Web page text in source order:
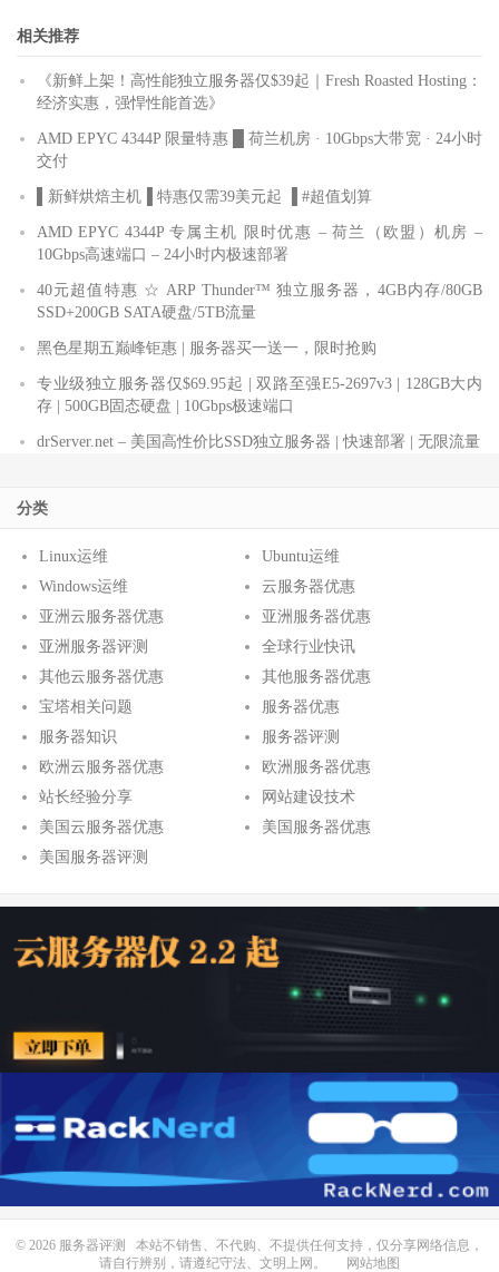
相关推荐
《新鲜上架！高性能独立服务器仅$39起｜Fresh Roasted Hosting：
经济实惠，强悍性能首选》
AMD EPYC 4344P 限量特惠 █ 荷兰机房 · 10Gbps大带宽 · 24小时
交付
▌新鲜烘焙主机▐ 特惠仅需39美元起 ▐ #超值划算
AMD EPYC 4344P 专属主机 限时优惠 – 荷兰（欧盟）机房 –
10Gbps高速端口 – 24小时内极速部署
40元超值特惠 ☆ ARP Thunder™ 独立服务器，4GB内存/80GB
SSD+200GB SATA硬盘/5TB流量
黑色星期五巅峰钜惠 | 服务器买一送一，限时抢购
专业级独立服务器仅$69.95起 | 双路至强E5-2697v3 | 128GB大内
存 | 500GB固态硬盘 | 10Gbps极速端口
drServer.net – 美国高性价比SSD独立服务器 | 快速部署 | 无限流量
分类
Linux运维
Ubuntu运维
Windows运维
云服务器优惠
亚洲云服务器优惠
亚洲服务器优惠
亚洲服务器评测
全球行业快讯
其他云服务器优惠
其他服务器优惠
宝塔相关问题
服务器优惠
服务器知识
服务器评测
欧洲云服务器优惠
欧洲服务器优惠
站长经验分享
网站建设技术
美国云服务器优惠
美国服务器优惠
美国服务器评测
© 2026 服务器评测
本站不销售、不代购、不提供任何支持，仅分享网络信息，
请自行辨别，请遵纪守法、文明上网。
网站地图